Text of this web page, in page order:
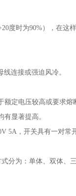
度时为90%），在这
线连接或强迫风冷。
定电压较高或要求
有显著提高。
5A ，开关具有一对常
分为：单体、双体、三